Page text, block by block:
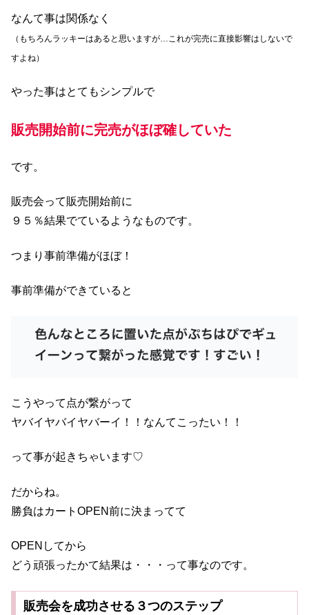
なんて事は関係なく
（もちろんラッキーはあると思いますが…これが完売に直接影響はしないで
すよね）
やった事はとてもシンプルで
販売開始前に完売がほぼ確していた
です。
販売会って販売開始前に
９５％結果でているようなものです。
つまり事前準備がほぼ！
事前準備ができていると
こうやって点が繋がって
ヤバイヤバイヤバーイ！！なんてこったい！！
って事が起きちゃいます♡
だからね。
勝負はカートOPEN前に決まってて
OPENしてから
どう頑張ったかて結果は・・・って事なのです。
販売会を成功させる３つのステップ